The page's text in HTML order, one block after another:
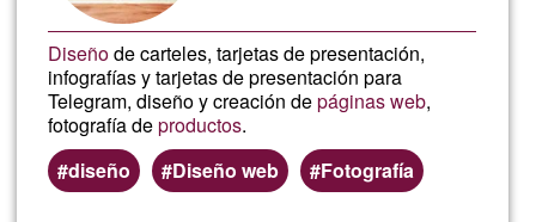
Diseñode carteles, tarjetas de presentación,
infografías y tarjetas de presentación para
Telegram, diseño y creación depáginas web,
fotografía deproductos.
diseño
Diseño web Fotografía